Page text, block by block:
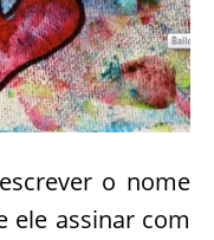
o nome
ele assinar com